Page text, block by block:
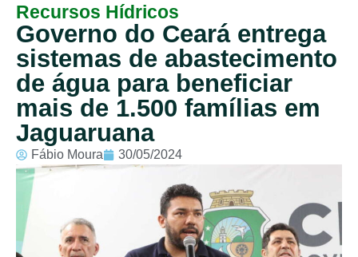
Recursos Hídricos
Governo do Ceará entrega
sistemas de abastecimento
de água para beneficiar
mais de 1.500 famílias em
Jaguaruana
Fábio Moura 30/05/2024